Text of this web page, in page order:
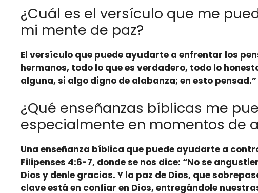
¿Cuál es el versículo que me
mi mente de paz?
El versículo que puede ayudarte a enfrentar los
hermanos, todo lo que es verdadero, todo lo
alguna, si algo digno de alabanza; en esto pensad.”
¿Qué enseñanzas bíblicas me
especialmente en momentos de
Una enseñanza bíblica que puede ayudarte a
Filipenses 4:6-7, donde se nos dice: “No se
Dios y denle gracias. Y la paz de Dios, que
clave está en confiar en Dios, entregándole